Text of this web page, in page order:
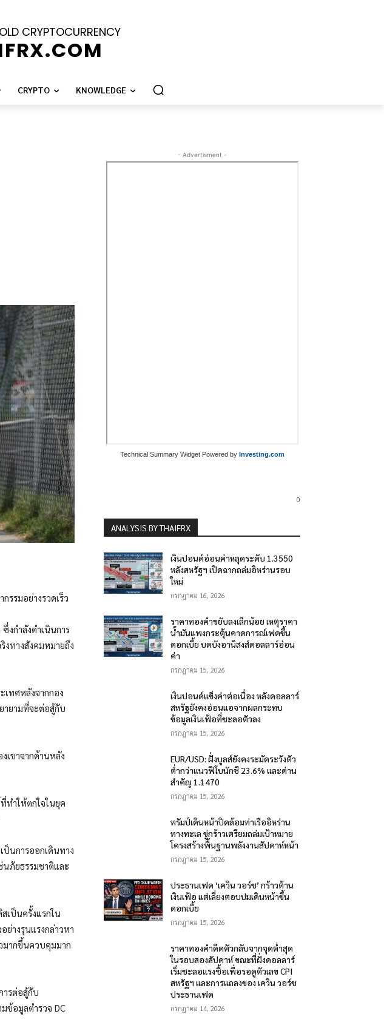
CRYPTOCURRENCY
CRYPTO KNOWLEDGE
รมอย่างรวดเร็ว
งกำลังดำเนินการ
งทางสังคมหมายถึง
เทศหลังจากกอง
ายามที่จะต่อสู้กับ
เขาจากด้านหลัง
ทำให้ตกใจในยุค
ป็นการออกเดินทาง
ภัยธรรมชาติและ
เป็นครั้งแรกใน
ย่างรุนแรงกล่าวหา
มากขึ้นควบคุมมาก
รต่อสู้กับ
ข้อมูลตำรวจ DC
- Advertisment -
Technical Summary Widget Powered by Investing.com
0
ANALYSIS BY THAIFRX
เงินปอนด์อ่อนค่าหลุดระดับ 1.3550
หลังสหรัฐฯ เปิดฉากถล่มอิหร่านรอบ
ใหม่
กรกฎาคม 16, 2026
ราคาทองคำขยับลงเล็กน้อย เหตุราคา
น้ำมันแพงกระตุ้นคาดการณ์เฟดขึ้น
ดอกเบี้ย บดบังอานิสงส์ดอลลาร์อ่อน
ค่า
กรกฎาคม 15, 2026
เงินปอนด์แข็งค่าต่อเนื่อง หลังดอลลาร์
สหรัฐยังคงอ่อนแอจากผลกระทบ
ข้อมูลเงินเฟ้อที่ชะลอตัวลง
กรกฎาคม 15, 2026
EUR/USD: ฝั่งบูลส์ยังคงระมัดระวังตัว
ต่ำกว่าแนวฟีโบนักชี 23.6% และด่าน
สำคัญ 1.1470
กรกฎาคม 15, 2026
ทรัมป์เดินหน้าปิดล้อมท่าเรืออิหร่าน
ทางทะเล ขู่กร้าวเตรียมถล่มเป้าหมาย
โครงสร้างพื้นฐานพลังงานสัปดาห์หน้า
กรกฎาคม 15, 2026
ประธานเฟด ‘เควิน วอร์ช’ กร้าวต้าน
เงินเฟ้อ แต่เลี่ยงตอบปมเดินหน้าขึ้น
ดอกเบี้ย
กรกฎาคม 15, 2026
ราคาทองคำดีดตัวกลับจากจุดต่ำสุด
ในรอบสองสัปดาห์ ขณะที่ฝั่งดอลลาร์
เริ่มชะลอแรงซื้อเพื่อรอดูตัวเลข CPI
สหรัฐฯ และการแถลงของ เควิน วอร์ช
ประธานเฟด
กรกฎาคม 14, 2026